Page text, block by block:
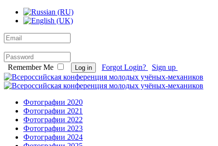
Remember Me Log in Forgot Login? Sign up
Фотографии 2020
Фотографии 2021
Фотографии 2022
Фотографии 2023
Фотографии 2024